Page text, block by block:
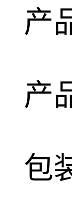
产
产
包